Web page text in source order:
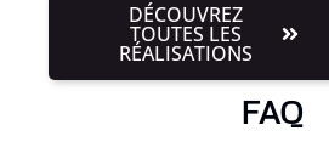
DÉCOUVREZ
TOUTES LES
RÉALISATIONS
FAQ